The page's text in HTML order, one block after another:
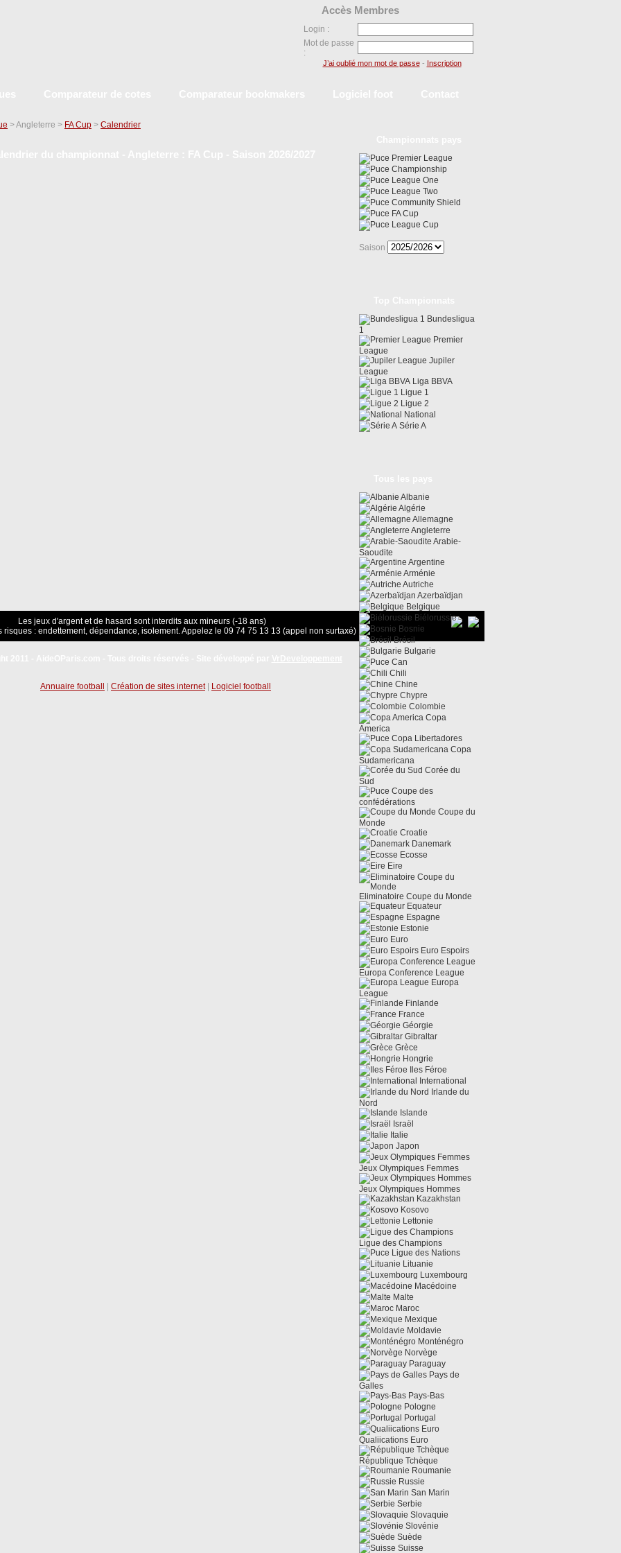
> Angleterre > FA Cup > Calendrier
Premier League
Championship
League One
League Two
Community Shield
FA Cup
League Cup
Saison
Bundesligua
1
Premier
League
Jupiler
League
Liga BBVA
Ligue 1
Ligue 2
National
Série A
Albanie
Algérie
Allemagne
Angleterre
Arabie-
Saoudite
Argentine
Arménie
Autriche
Azerbaïdjan
Belgique
Biélorussie
Bosnie
Brésil
Bulgarie
Can
Chili
Chine
Chypre
Colombie
Copa
America
Copa Libertadores
Copa
Sudamericana
Corée du
Sud
Coupe des
confédérations
Coupe du
Monde
Croatie
Danemark
Ecosse
Eire
Eliminatoire Coupe du Monde
Equateur
Espagne
Estonie
Euro
Euro Espoirs
Europa Conference League
Europa
League
Finlande
France
Géorgie
Gibraltar
Grèce
Hongrie
Iles Féroe
International
Irlande du
Nord
Islande
Israël
Italie
Japon
Jeux Olympiques Femmes
Jeux Olympiques Hommes
Kazakhstan
Kosovo
Lettonie
Ligue des Champions
Ligue des Nations
Lituanie
Luxembourg
Macédoine
Malte
Maroc
Mexique
Moldavie
Monténégro
Norvège
Paraguay
Pays de
Galles
Pays-Bas
Pologne
Portugal
Qualiications Euro
République Tchèque
Roumanie
Russie
San Marin
Serbie
Slovaquie
Slovénie
Suède
Suisse
Les jeux d'argent et de hasard sont interdits aux mineurs (-18 ans)
risques : endettement, dépendance, isolement. Appelez le 09 74 75 13 13 (appel non surtaxé)
Annuaire football Création de sites internet| Logiciel football
Accès Membres
Login :
Mot de passe
:
J’ai oublié mon mot de passe- Inscription